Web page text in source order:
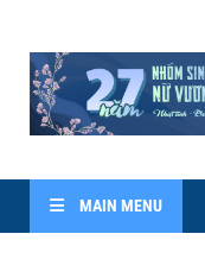
MAIN MENU